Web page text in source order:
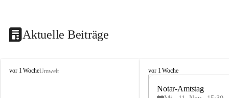
Aktuelle Beiträge
V
vor 1 WocheUmwelt
V
vor 1 Woche
Notar-Amtstag